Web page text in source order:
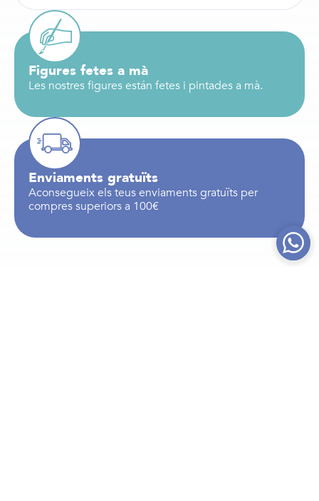
Figures fetes a mà
Les nostres figures están fetes i pintades a mà.
Enviaments gratuïts
Aconsegueix els teus enviaments gratuïts per
compres superiors a 100€